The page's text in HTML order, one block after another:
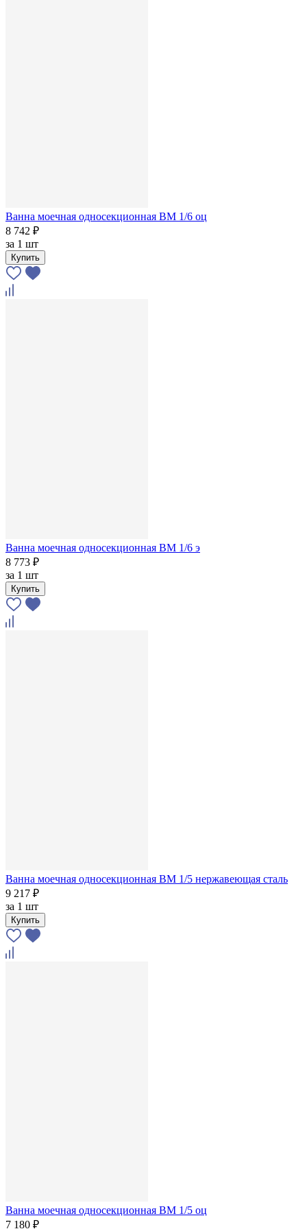
Ванна моечная односекционная ВМ 1/6 оц
8 742 ₽
за 1 шт
Купить
Ванна моечная односекционная ВМ 1/6 э
8 773 ₽
за 1 шт
Купить
Ванна моечная односекционная ВМ 1/5 нержавеющая сталь
9 217 ₽
за 1 шт
Купить
Ванна моечная односекционная ВМ 1/5 оц
7 180 ₽